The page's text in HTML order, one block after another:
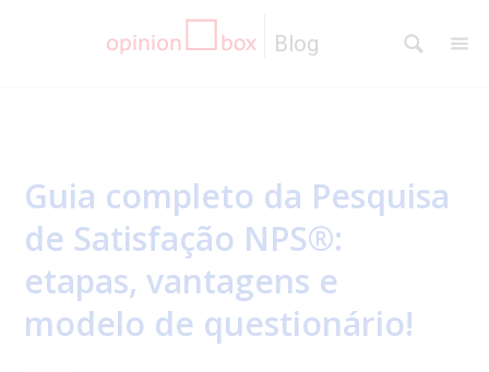
Blog
Guia completo da Pesquisa
de Satisfação NPS®:
etapas, vantagens e
modelo de questionário!
Dicas
Pesquisas
Inovação
DE
MATERIAIS
SOBRE